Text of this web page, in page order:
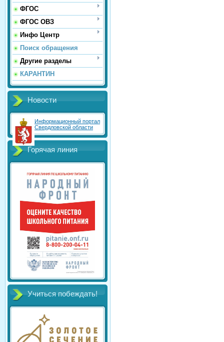
ФГОС
ФГОС ОВЗ
Инфо Центр
Поиск обращения
Другие разделы
КАРАНТИН
Новости
Информационный портал
Свердловской области
Горячая линия
Учиться побеждать!